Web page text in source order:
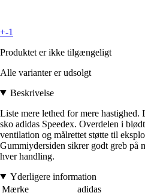
+-1
Produktet er ikke tilgængeligt
Alle varianter er udsolgt
Beskrivelse
Liste mere lethed for mere hastighed.
sko adidas Speedex. Overdelen i
ventilation og målrettet støtte til
Gummiydersiden sikrer godt greb på
hver handling.
Yderligere information
Mærke
adidas